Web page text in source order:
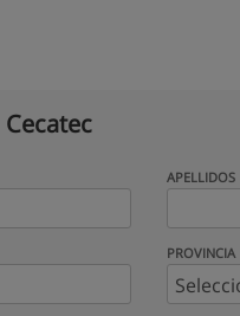
Cecatec
APELLIDOS
PROVINCIA